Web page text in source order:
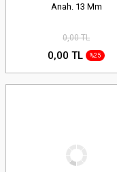
Anah. 13 Mm
0,00 TL
0,00 TL %25